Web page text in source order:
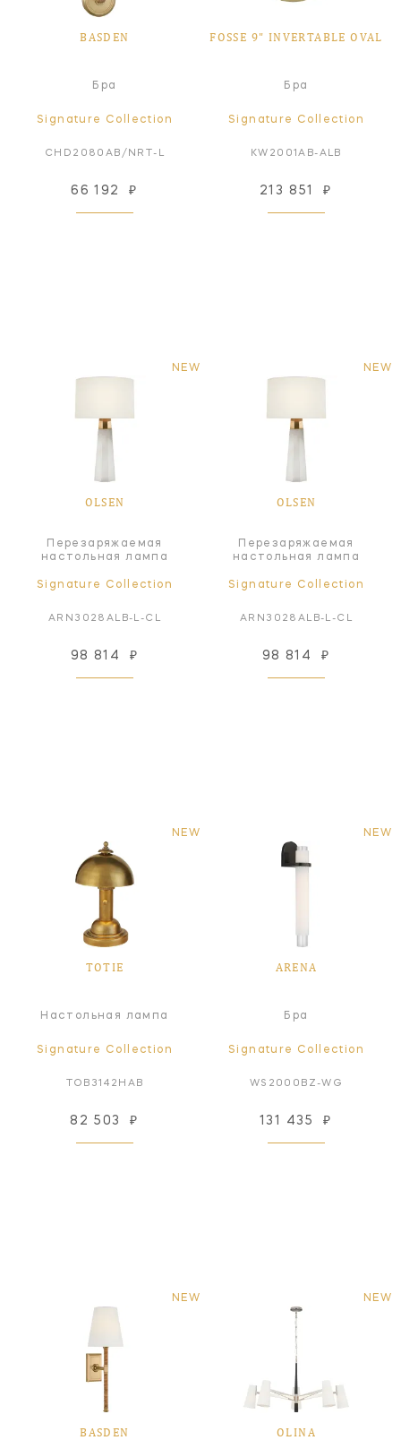
BASDEN
Бра
Signature Collection
CHD2080AB/NRT-L
66 192 ₽
FOSSE 9" INVERTABLE OVAL
Бра
Signature Collection
KW2001AB-ALB
213 851 ₽
NEW
OLSEN
Перезаряжаемая
настольная лампа
Signature Collection
ARN3028ALB-L-CL
98 814 ₽
NEW
OLSEN
Перезаряжаемая
настольная лампа
Signature Collection
ARN3028ALB-L-CL
98 814 ₽
NEW
TOTIE
Настольная лампа
Signature Collection
TOB3142HAB
82 503 ₽
NEW
ARENA
Бра
Signature Collection
WS2000BZ-WG
131 435 ₽
NEW
BASDEN
NEW
OLINA